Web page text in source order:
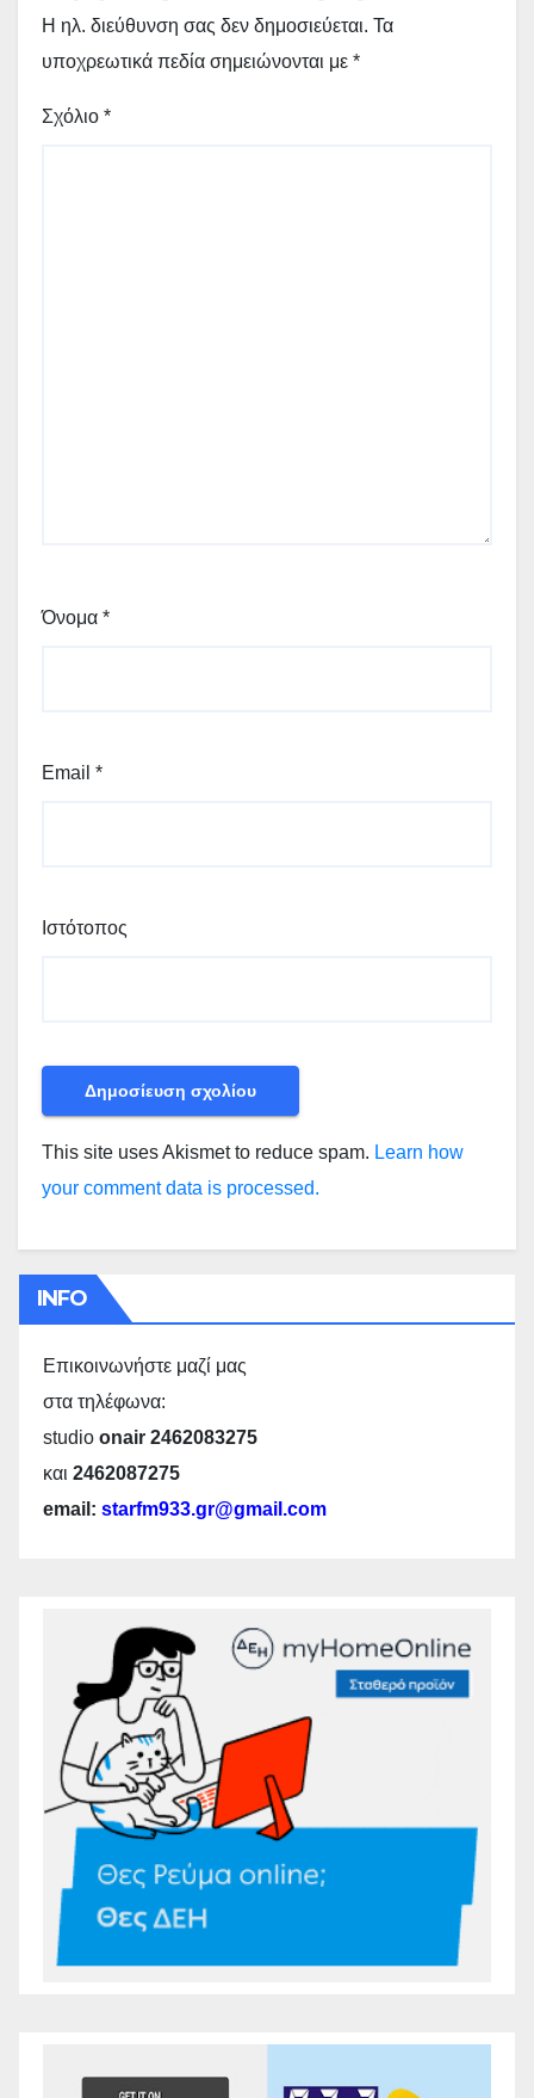
Η ηλ. διεύθυνση σας δεν δημοσιεύεται. Τα
υποχρεωτικά πεδία σημειώνονται με *
Σχόλιο *
Όνομα *
Email *
Ιστότοπος
This site uses Akismet to reduce spam. Learn how
your comment data is processed.
INFO
Επικοινωνήστε μαζί μας
στα τηλέφωνα:
studio onair 2462083275
και 2462087275
email: starfm933.gr@gmail.com